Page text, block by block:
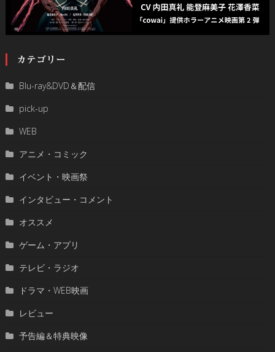
カテゴリー
Blu-ray&DVD＆配信
pick-up
WEB
アニメ・コミック
イベント・映画祭
インタビュー・コメント
オススメ
ゲーム・アプリ
テレビ・ラジオ
ドラマ・WEB映画
レビュー
予告編＆特典映像